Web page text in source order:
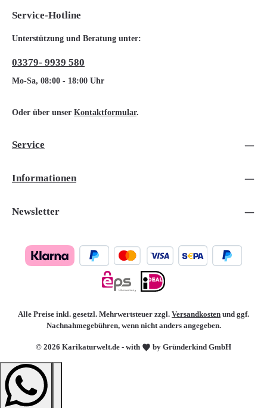
Service-Hotline
Unterstützung und Beratung unter:
03379- 9939 580
Mo-Sa, 08:00 - 18:00 Uhr
Oder über unser Kontaktformular.
Service
Informationen
Newsletter
© 2026 Karikaturwelt.de - with by Gründerkind GmbH
Alle Preise inkl. gesetzl. Mehrwertsteuer zzgl. Versandkosten und ggf.
Nachnahmegebühren, wenn nicht anders angegeben.